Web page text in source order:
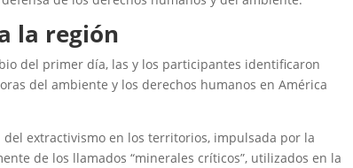
la región
del primer día, las y los participantes identificaron
del ambiente y los derechos humanos en América
extractivismo en los territorios, impulsada por la
de los llamados “minerales críticos”, utilizados en la